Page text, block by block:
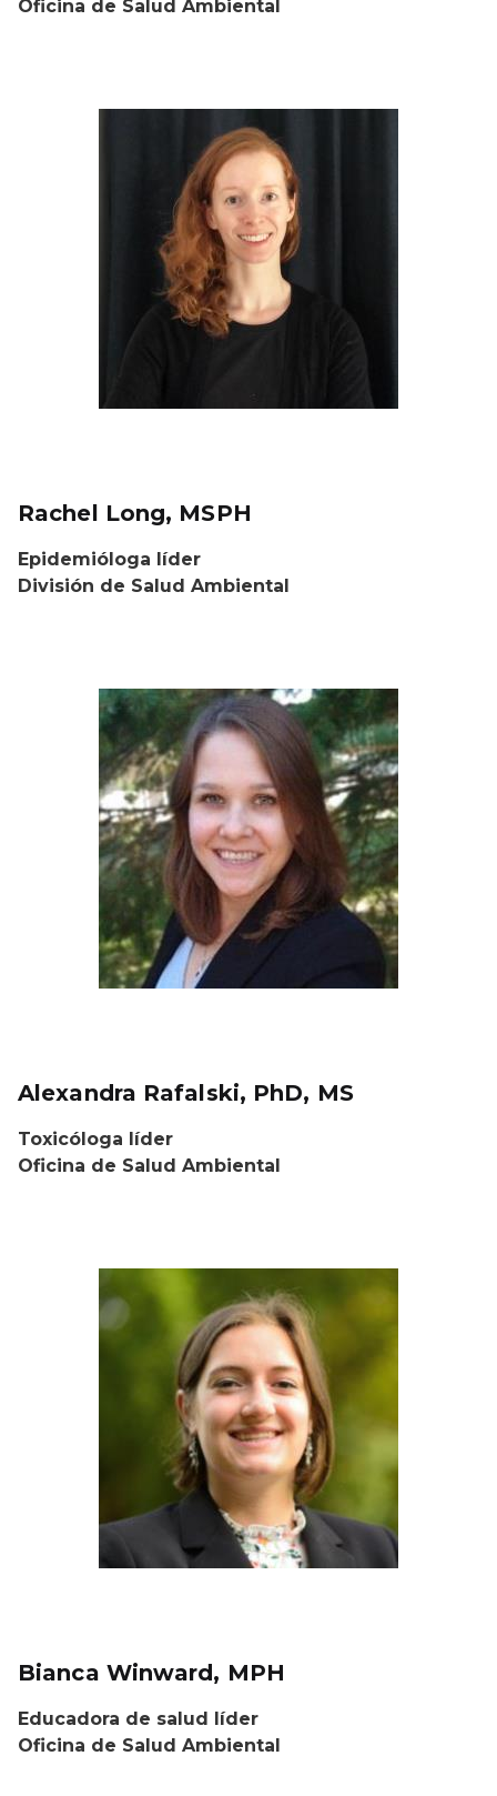
Oficina de Salud Ambiental
Rachel Long, MSPH
Epidemióloga líder
División de Salud Ambiental
Alexandra Rafalski, PhD, MS
Toxicóloga líder
Oficina de Salud Ambiental
Bianca Winward, MPH
Educadora de salud líder
Oficina de Salud Ambiental